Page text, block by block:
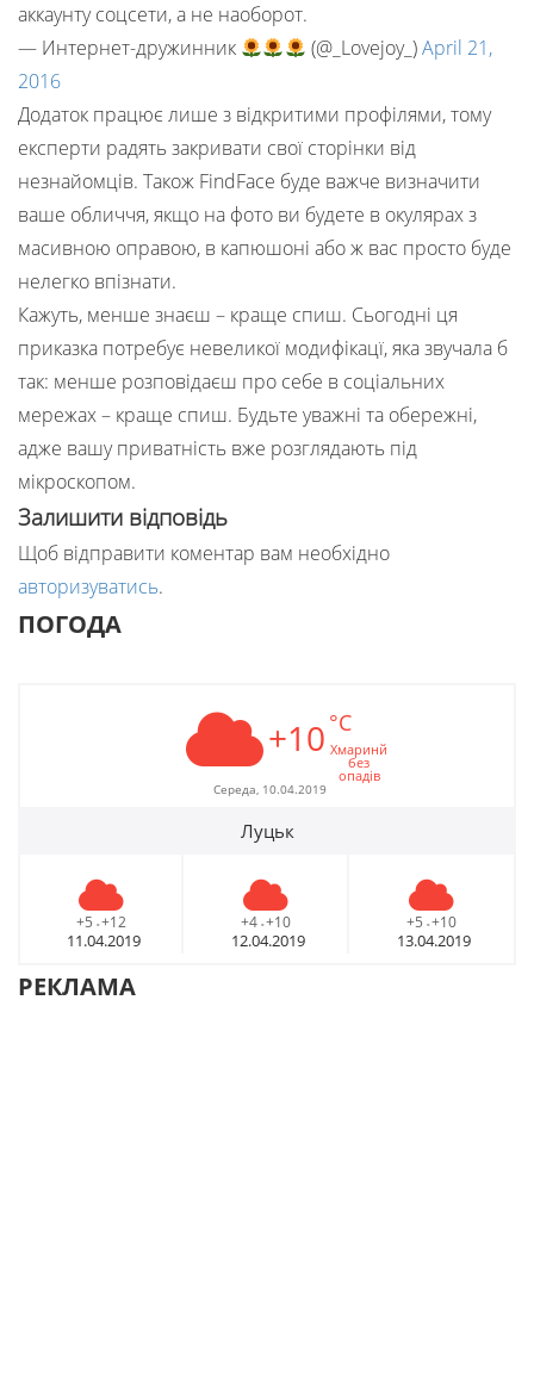
аккаунту соцсети, а не наоборот.
— Интернет-дружинник
(@_Lovejoy_)April 21,
2016
Додаток працює лише з відкритими профілями, тому
експерти радять закривати свої сторінки від
незнайомців. Також FindFace буде важче визначити
ваше обличчя, якщо на фото ви будете в окулярах з
масивною оправою, в капюшоні або ж вас просто буде
нелегко впізнати.
Кажуть, менше знаєш – краще спиш. Сьогодні ця
приказка потребує невеликої модифікацї, яка звучала б
так: менше розповідаєш про себе в соціальних
мережах – краще спиш. Будьте уважні та обережні,
адже вашу приватність вже розглядають під
мікроскопом.
Залишити відповідь
Щоб відправити коментар вам необхідно
авторизуватись.
ПОГОДА
+10 °C
Хмаринй
без
опадів
Середа, 10.04.2019
Луцьк
+5 - +12
11.04.2019
+4 - +10
12.04.2019
+5 - +10
13.04.2019
РЕКЛАМА